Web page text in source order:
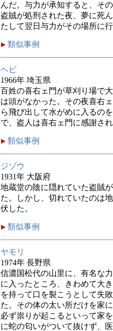
んだ。与力が承知すると、そ
盗賊が処刑された夜、夢に死
たして翌日与力がその場所に
類似事例
ヘビ
1966年 埼玉県
百姓の喜右ェ門が草刈り場で
は頭がなかった。その夜喜右
ら飛び出して水がめに入るの
で、盗人は喜右ェ門に感謝され
類似事例
ジゾウ
1931年 大阪府
地蔵堂の陰に隠れていた盗賊
た。しかし、切れていたのは
伏した。
類似事例
ヤモリ
1974年 長野県
信濃国松代の山里に、有名な
に入ったところ、きわめて大
を持って口を裂こうとして失
た。その体の太い所だけを家
必ず祟りが起こるといって家
に蛇の匂いがついて抜けず、